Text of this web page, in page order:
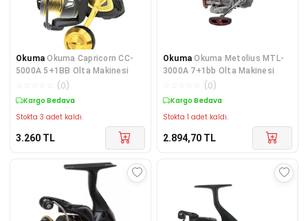
Okuma Okuma Capricorn CC-
5000A 5+1BB Olta Makinesi
(0)
Kargo Bedava
Stokta 3 adet kaldı.
3.260 TL
Okuma Okuma Metolius MTL-
3000A 7+1bb Olta Makinesi
(0)
Kargo Bedava
Stokta 1 adet kaldı.
2.894,70 TL